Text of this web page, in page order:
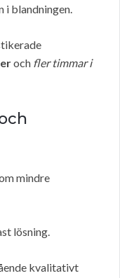
i blandningen.
och fler timmar i
mindre
lösning.
kvalitativt